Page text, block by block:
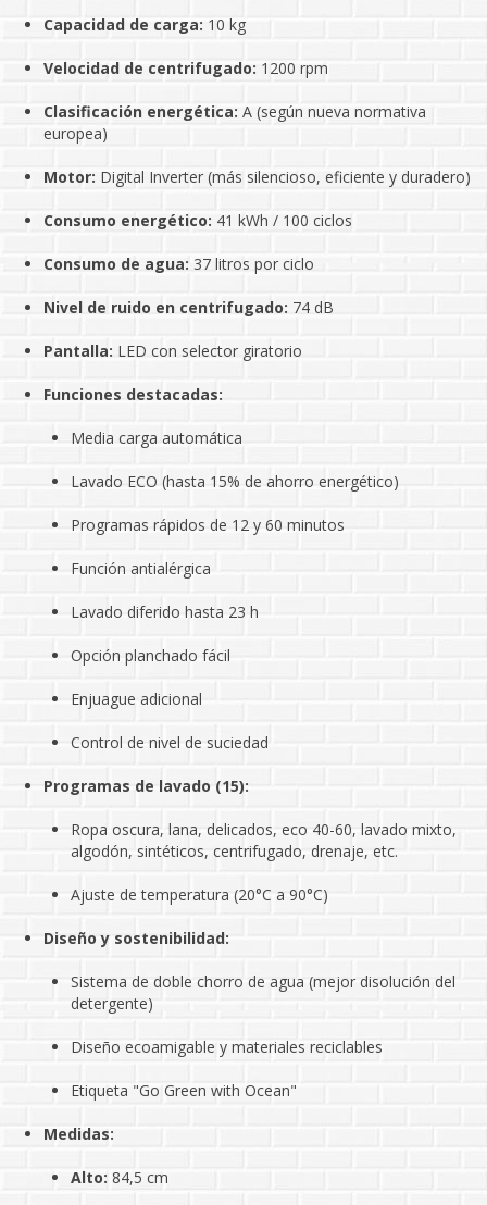
Capacidad de carga: 10 kg
Velocidad de centrifugado: 1200 rpm
Clasificación energética: A (según nueva normativa
europea)
Motor: Digital Inverter (más silencioso, eficiente y duradero)
Consumo energético: 41 kWh / 100 ciclos
Consumo de agua: 37 litros por ciclo
Nivel de ruido en centrifugado: 74 dB
Pantalla: LED con selector giratorio
Funciones destacadas:
Media carga automática
Lavado ECO (hasta 15% de ahorro energético)
Programas rápidos de 12 y 60 minutos
Función antialérgica
Lavado diferido hasta 23 h
Opción planchado fácil
Enjuague adicional
Control de nivel de suciedad
Programas de lavado (15):
Ropa oscura, lana, delicados, eco 40-60, lavado mixto,
algodón, sintéticos, centrifugado, drenaje, etc.
Ajuste de temperatura (20°C a 90°C)
Diseño y sostenibilidad:
Sistema de doble chorro de agua (mejor disolución del
detergente)
Diseño ecoamigable y materiales reciclables
Etiqueta "Go Green with Ocean"
Medidas:
Alto: 84,5 cm